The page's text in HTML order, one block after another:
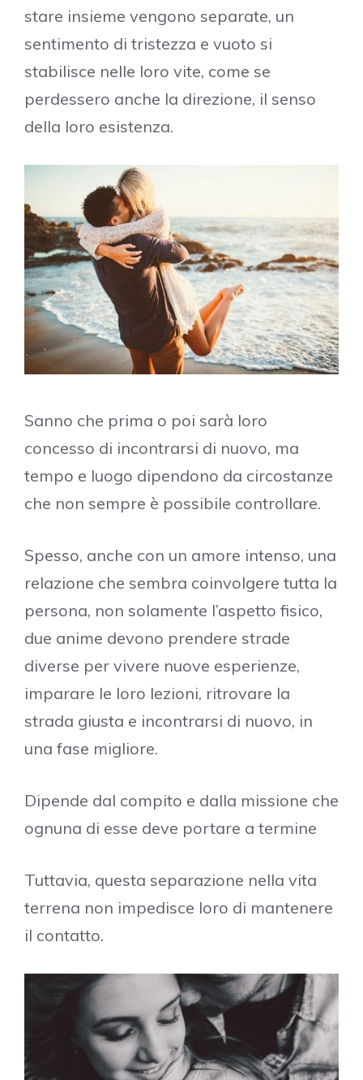
stare insieme vengono separate, un
sentimento di tristezza e vuoto si
stabilisce nelle loro vite, come se
perdessero anche la direzione, il senso
della loro esistenza.
Sanno che prima o poi sarà loro
concesso di incontrarsi di nuovo, ma
tempo e luogo dipendono da circostanze
che non sempre è possibile controllare.
Spesso, anche con un amore intenso, una
relazione che sembra coinvolgere tutta la
persona, non solamente l’aspetto fisico,
due anime devono prendere strade
diverse per vivere nuove esperienze,
imparare le loro lezioni, ritrovare la
strada giusta e incontrarsi di nuovo, in
una fase migliore.
Dipende dal compito e dalla missione che
ognuna di esse deve portare a termine
Tuttavia, questa separazione nella vita
terrena non impedisce loro di mantenere
il contatto.